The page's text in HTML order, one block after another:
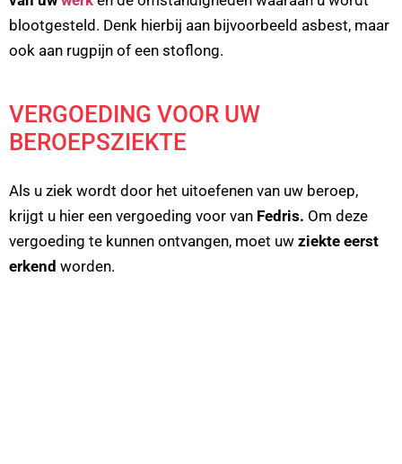
blootgesteld. Denk hierbij aan bijvoorbeeld asbest, maar
ook aan rugpijn of een stoflong.
VERGOEDING VOOR UW
BEROEPSZIEKTE
Als u ziek wordt door het uitoefenen van uw beroep,
krijgt u hier een vergoeding voor van Fedris. Om deze
vergoeding te kunnen ontvangen, moet uw ziekte eerst
erkend worden.